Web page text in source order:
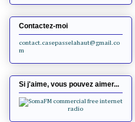
Contactez-moi
contact.casepasselahaut@gmail.co
m
Si j'aime, vous pouvez aimer...